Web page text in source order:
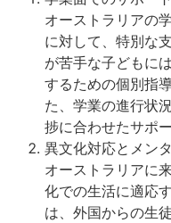
オーストラリアの
に対して、特別な
が苦手な子どもに
するための個別指
た、学業の進行状
捗に合わせたサポ
異文化対応とメン
オーストラリアに
化での生活に適応
は、外国からの生